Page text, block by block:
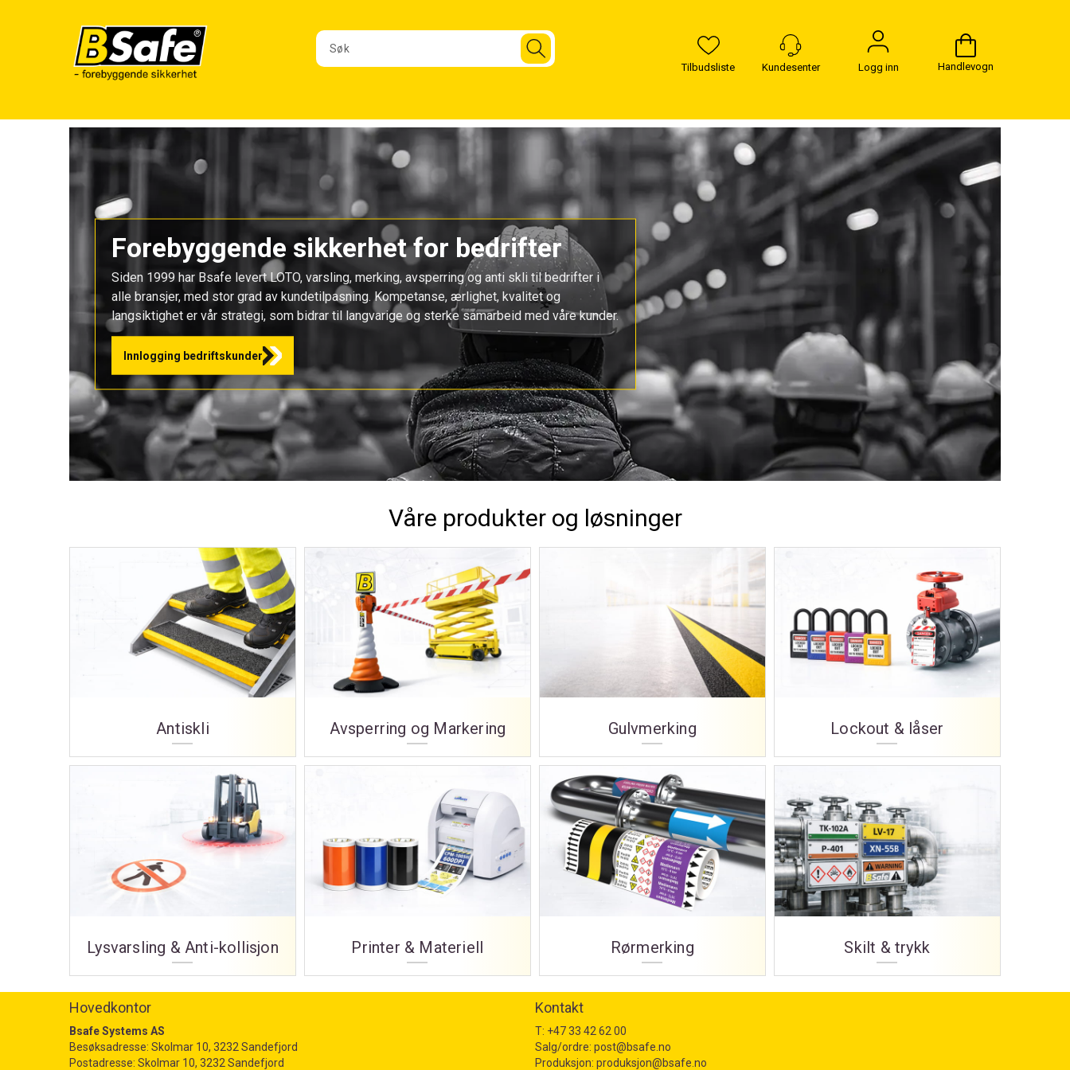
Logg inn Handlevogn
Forebyggende sikkerhet for bedrifter
Siden 1999 har Bsafe levert LOTO, varsling, merking, avsperring og anti skli til bedrifter i
alle bransjer, med stor grad av kundetilpasning. Kompetanse, ærlighet, kvalitet og
langsiktighet er vår strategi, som bidrar til langvarige og sterke samarbeid med våre kunder.
Innlogging bedriftskunder
Våre produkter og løsninger
Antiskli Avsperring og Markering Gulvmerking Lockout & låser
Lysvarsling & Anti-kollisjon Printer & Materiell Rørmerking Skilt & trykk
Hovedkontor
Bsafe Systems AS
Besøksadresse: Skolmar 10, 3232 Sandefjord
Postadresse: Skolmar 10, 3232 Sandefjord
Kontakt
T: +47 33 42 62 00
Salg/ordre: post@bsafe.no
Produksjon: produksjon@bsafe.no